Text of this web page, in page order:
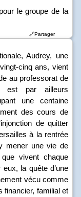
le groupe de la
🔗Partager
Audrey, une
cinq ans, vient
au professorat de
est par ailleurs
une centaine
des cours de
de quitter
à la rentrée
mener une vie de
vivent chaque
la quête d’une
vécu comme
financier, familial et